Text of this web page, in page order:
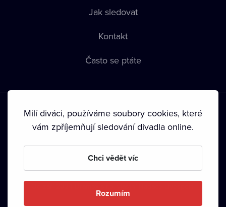
Jak sledovat
Kontakt
Často se ptáte
Podmínky používání • Ochrana soukromí • Zásady používání
• Autorská práva•
Milí diváci, používáme soubory cookies, které
vám zpříjemňují sledování divadla online.
Chci vědět víc
Rozumím